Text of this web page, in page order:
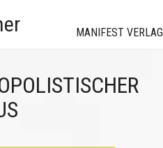
MANIFEST VERLAG